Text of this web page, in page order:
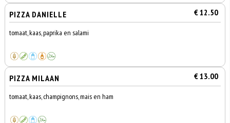
PIZZA DANIELLE € 12.50
tomaat, kaas, paprika en salami
PIZZA MILAAN € 13.00
tomaat, kaas, champignons, mais en ham